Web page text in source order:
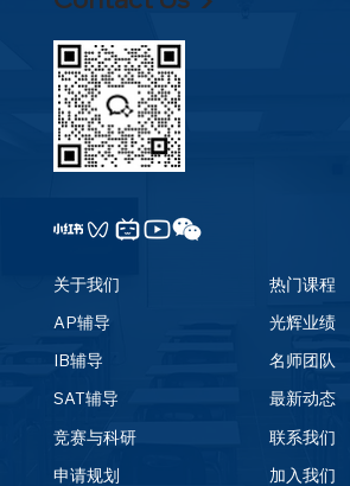
在YES教育中心考点圆满落幕
关于我们
AP辅导
IB辅导
SAT辅导
竞赛与科研
申请规划
热门课程
光辉业绩
名师团队
最新动态
联系我们
加入我们